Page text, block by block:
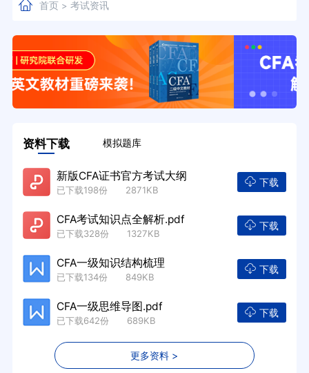
首页> 考试资讯
资料下载 模拟题库
新版CFA证书官方考试大纲
已下载198份 2871KB
下载
CFA考试知识点全解析.pdf
已下载328份 1327KB
下载
CFA一级知识结构梳理
已下载134份 849KB
下载
CFA一级思维导图.pdf
已下载642份 689KB
下载
更多资料 >